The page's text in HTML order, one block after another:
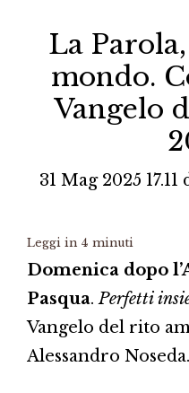
La
mondo.
Vangelo
31 Mag 2025 17.11
Leggi in 4 minuti
Domenica dopo
Pasqua.Perfetti
Vangelo del rito
Alessandro Noseda.